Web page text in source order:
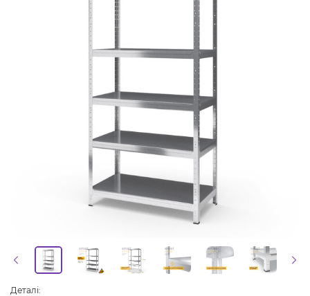
Деталі: